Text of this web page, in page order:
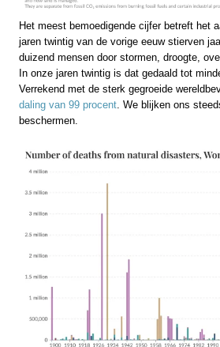
Het meest bemoedigende cijfer betreft het
jaren twintig van de vorige eeuw stierven
duizend mensen door stormen, droogte,
In onze jaren twintig is dat gedaald tot
Verrekend met de sterk gegroeide
daling van 99 procent . We blijken ons
beschermen.